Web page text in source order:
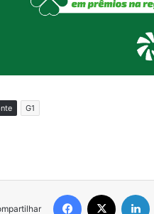
G1
Facebook